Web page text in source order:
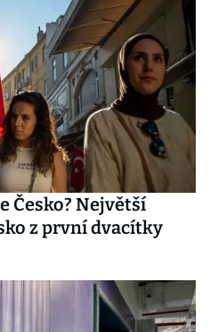
Česko? Největší
z první dvacítky